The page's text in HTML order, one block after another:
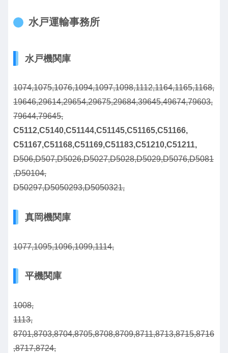
水戸運輸事務所
水戸機関庫
1074,1075,1076,1094,1097,1098,1112,1164,1165,1168,
19646,29614,29654,29675,29684,39645,49674,79603,
79644,79645,
C5112,C5140,C51144,C51145,C51165,C51166,
C51167,C51168,C51169,C51183,C51210,C51211,
D506,D507,D5026,D5027,D5028,D5029,D5076,D5081
,D50104,
D50297,D5050293,D5050321,
真岡機関庫
1077,1095,1096,1099,1114,
平機関庫
1008,
1113,
8701,8703,8704,8705,8708,8709,8711,8713,8715,8716
,8717,8724,